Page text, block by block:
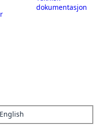
dokumentasjon
English